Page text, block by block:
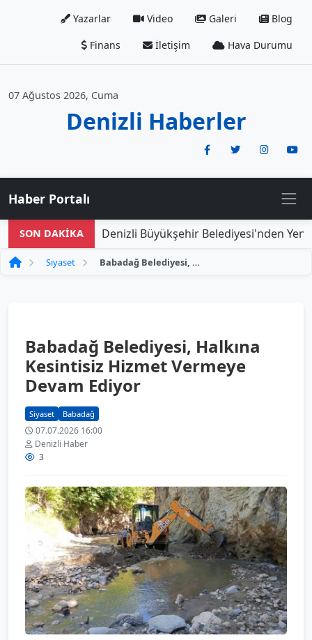
Yazarlar Video Galeri
Blog
Finans
İletişim Hava Durumu
07 Ağustos 2026, Cuma
Denizli Haberler
Haber Portalı
SON DAKİKA Denizli Büyükşehir Belediyesi'nden Yeni
Siyaset Babadağ Belediyesi, Halkına Kesintisiz Hizmet Vermeye Devam Ediyor
Babadağ Belediyesi, Halkına
Kesintisiz Hizmet Vermeye
Devam Ediyor
Siyaset Babadağ
07.07.2026 16:00
Denizli Haber
3